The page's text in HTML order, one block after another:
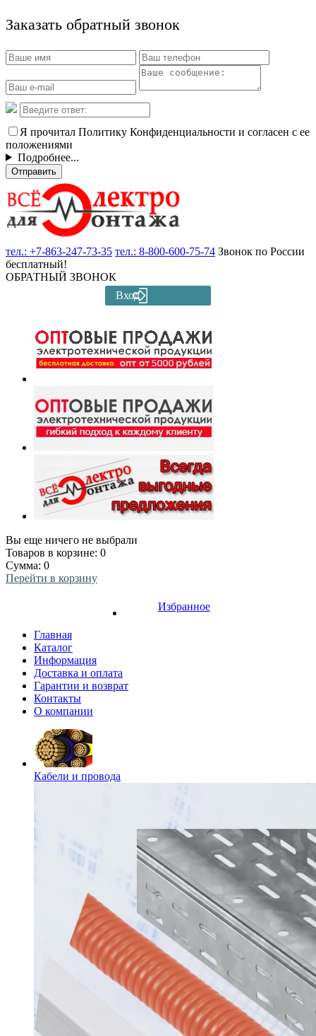
Заказать обратный звонок
Я прочитал Политику Конфиденциальности и согласен с ее
положениями
Подробнее...
Отправить
тел.: +7-863-247-73-35 тел.: 8-800-600-75-74 Звонок по России
бесплатный!
ОБРАТНЫЙ ЗВОНОК
Вход
Вы еще ничего не выбрали
Товаров в корзине: 0
Сумма: 0
Перейти в корзину
Избранное
Главная
Каталог
Информация
Доставка и оплата
Гарантии и возврат
Контакты
О компании
Кабели и провода